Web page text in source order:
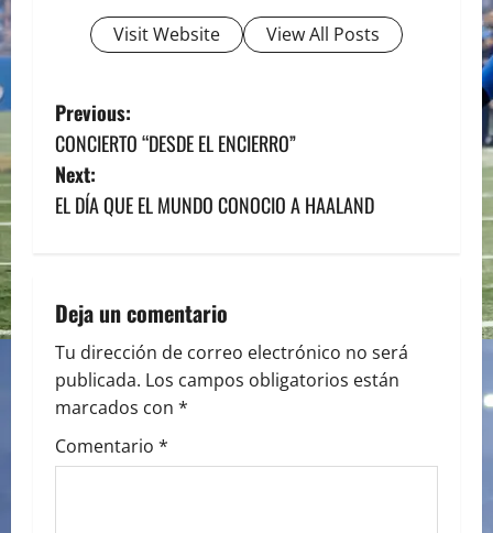
Visit Website View All Posts
P
o
s
n
a
v
i
Previous:
CONCIERTO “DESDE EL ENCIERRO”
Next:
EL DÍA QUE EL MUNDO CONOCIO A HAALAND
Deja un comentario
Tu dirección de correo electrónico no será
publicada. Los campos obligatorios están
marcados con *
Comentario *